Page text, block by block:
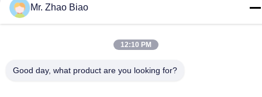
Mr. Zhao Biao
12:10 PM
Good day, what product are you looking for?